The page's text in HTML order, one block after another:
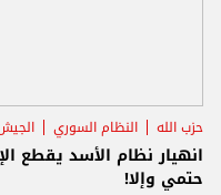
حزب الله النظام السوري
انهيار نظام الأسد يقطع
حتمي وإلا!